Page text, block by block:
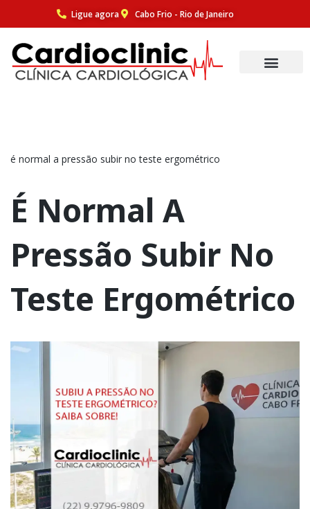
para
o
Ligue agora Cabo Frio - Rio de Janeiro
é normal a pressão subir no teste ergométrico
É Normal A
Pressão Subir No
Teste Ergométrico